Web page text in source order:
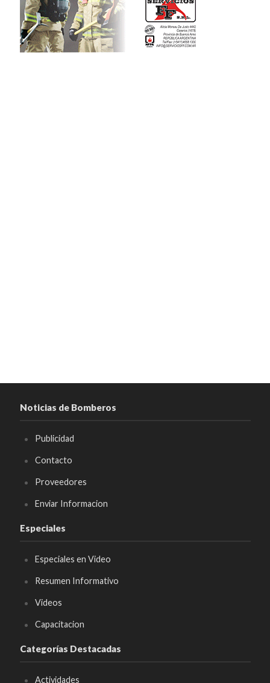
Noticias de Bomberos
Publicidad
Contacto
Proveedores
Enviar Informacion
Especiales
Especiales en Video
Resumen Informativo
Videos
Capacitacion
Categorías Destacadas
Actividades